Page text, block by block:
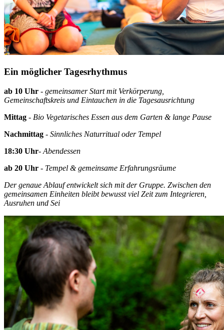
Ein möglicher Tagesrhythmus
ab 10 Uhr - gemeinsamer Start mit Verkörperung,
Gemeinschaftskreis und Eintauchen in die Tagesausrichtung
Mittag - Bio Vegetarisches Essen aus dem Garten & lange Pause
Nachmittag - Sinnliches Naturritual oder Tempel
18:30 Uhr- Abendessen
ab 20 Uhr - Tempel & gemeinsame Erfahrungsräume
Der genaue Ablauf entwickelt sich mit der Gruppe. Zwischen den
gemeinsamen Einheiten bleibt bewusst viel Zeit zum Integrieren,
Ausruhen und Sei